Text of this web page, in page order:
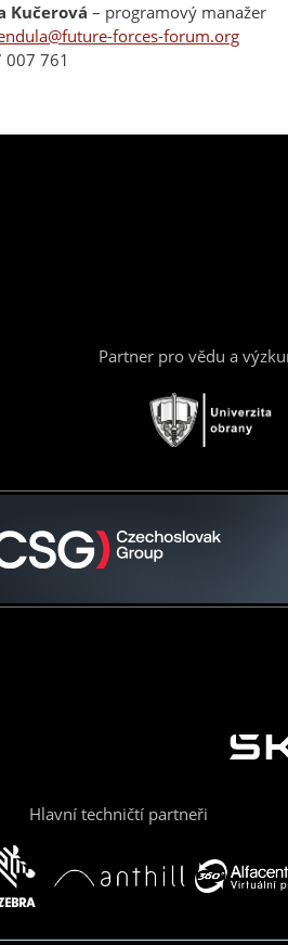
Kučerová – programový manažer
forces-forum.org
007 761
Partner pro vědu a
Hlavní techničtí partneři